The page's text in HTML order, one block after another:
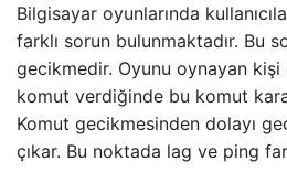
Bilgisayar oyunlarında
farklı sorun bulunmaktadır. Bu
gecikmedir. Oyunu oynayan
komut verdiğinde bu komut
Komut gecikmesinden dolayı
çıkar. Bu noktada lag ve ping